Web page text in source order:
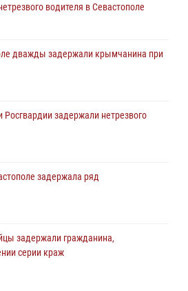
водителя в Севастополе
дважды задержали крымчанина при
задержали нетрезвого
задержала ряд
задержали гражданина,
серии краж